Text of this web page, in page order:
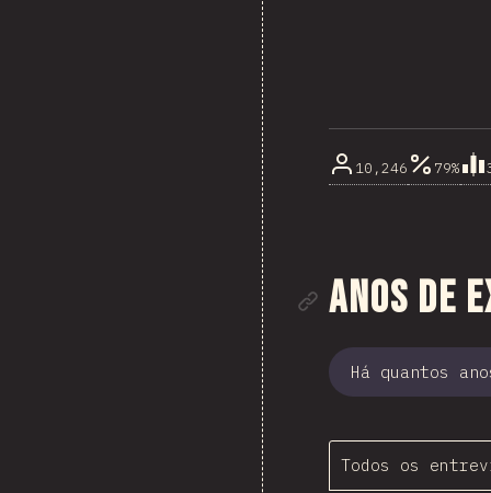
10,246 79%
Link para
Anos de
Há quantos
Todos os